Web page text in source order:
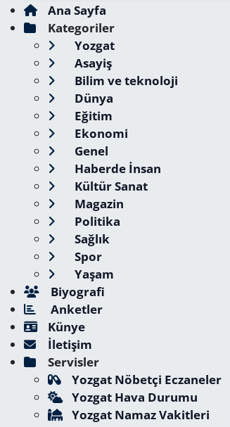
Ana Sayfa
Kategoriler
Yozgat
Asayiş
Bilim ve teknoloji
Dünya
Eğitim
Ekonomi
Genel
Haberde İnsan
Kültür Sanat
Magazin
Politika
Sağlık
Spor
Yaşam
Biyografi
Anketler
Künye
İletişim
Servisler
Yozgat Nöbetçi Eczaneler
Yozgat Hava Durumu
Yozgat Namaz Vakitleri